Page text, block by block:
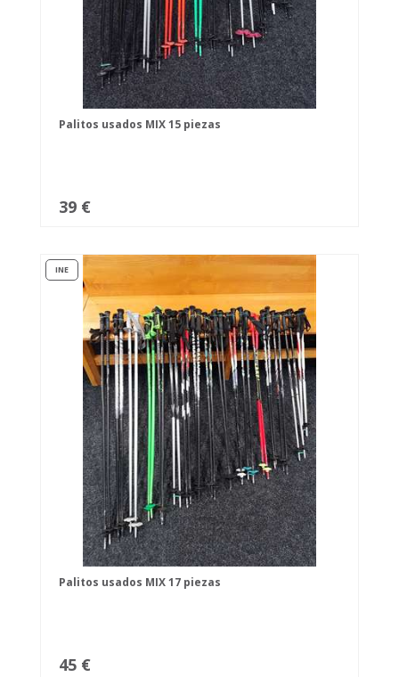
Palitos usados MIX 15 piezas
39 €
INE
Palitos usados MIX 17 piezas
45 €